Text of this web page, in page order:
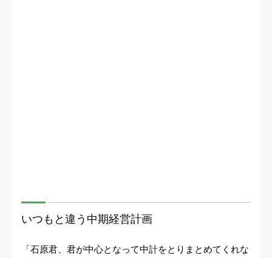
いつもと違う中期経営計画
「石原君、君が中心となって中計をとりまとめてくれな